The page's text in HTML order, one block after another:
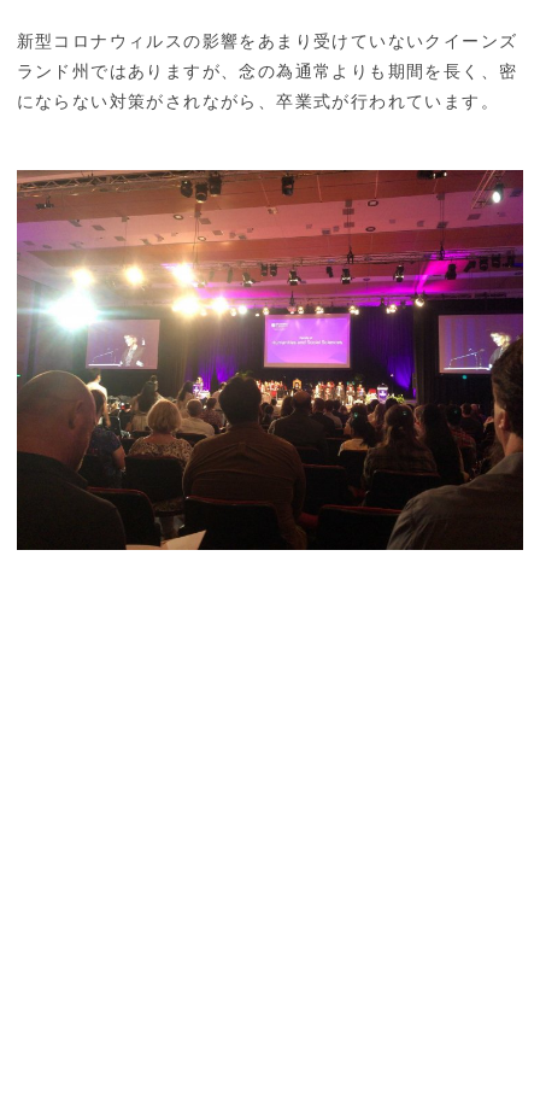
新型コロナウィルスの影響をあまり受けていないクイーンズ
ランド州ではありますが、念の為通常よりも期間を長く、密
にならない対策がされながら、卒業式が行われています。